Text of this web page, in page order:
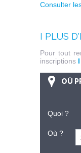
Consulter
I PLUS
Pour tout
inscriptions I
OÙ
Quoi ?
Où ?